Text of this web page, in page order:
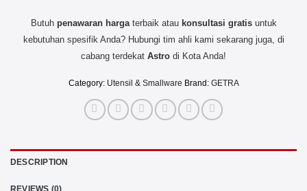
Butuh penawaran hargaterbaik atau konsultasi gratisuntuk
kebutuhan spesifik Anda? Hubungi tim ahli kami sekarang juga, di
cabang terdekat Astro di Kota Anda!
Category: Utensil & Smallware Brand: GETRA
DESCRIPTION